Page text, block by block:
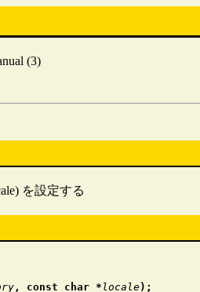
(3)
を設定する
, const char * locale);